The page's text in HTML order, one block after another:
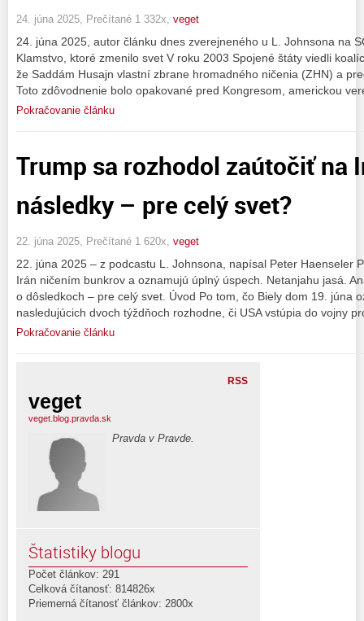
24. júna 2025, Prečítané 1 332x, veget
24. júna 2025, autor článku dnes zverejneného u L. Johnsona na
Klamstvo, ktoré zmenilo svet V roku 2003 Spojené štáty viedli
že Saddám Husajn vlastní zbrane hromadného ničenia (ZHN) a
Toto zdôvodnenie bolo opakované pred Kongresom, americkou
Pokračovanie článku
Trump sa rozhodol zaútočiť na
následky – pre celý svet?
22. júna 2025, Prečítané 1 620x, veget
22. júna 2025 – z podcastu L. Johnsona, napísal Peter Haenseler
Irán ničením bunkrov a oznamujú úplný úspech. Netanjahu jasá.
o dôsledkoch – pre celý svet. Úvod Po tom, čo Biely dom 19. júna
nasledujúcich dvoch týždňoch rozhodne, či USA vstúpia do vojny
Pokračovanie článku
RSS
veget
veget.blog.pravda.sk
Pravda v Pravde.
Štatistiky blogu
Počet článkov: 291
Celková čítanosť: 814826x
Priemerná čítanosť článkov: 2800x